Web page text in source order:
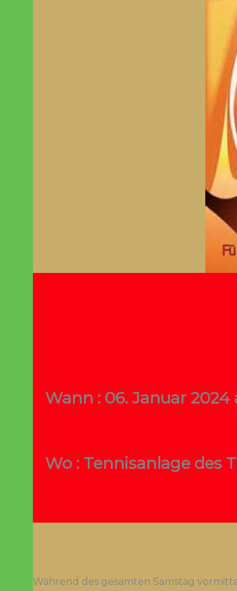
Wann : 06. Januar 2024
Wo : Tennisanlage des
Während des gesamten Samstag